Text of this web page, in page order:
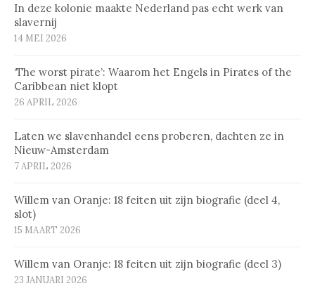
In deze kolonie maakte Nederland pas echt werk van
slavernij
14 MEI 2026
‘The worst pirate’: Waarom het Engels in Pirates of the
Caribbean niet klopt
26 APRIL 2026
Laten we slavenhandel eens proberen, dachten ze in
Nieuw-Amsterdam
7 APRIL 2026
Willem van Oranje: 18 feiten uit zijn biografie (deel 4,
slot)
15 MAART 2026
Willem van Oranje: 18 feiten uit zijn biografie (deel 3)
23 JANUARI 2026